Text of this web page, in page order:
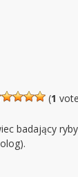
(1
badający